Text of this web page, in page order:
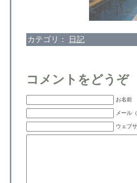
カテゴリ： 日記
コメントをどうぞ
お名前
メール
ウェブ